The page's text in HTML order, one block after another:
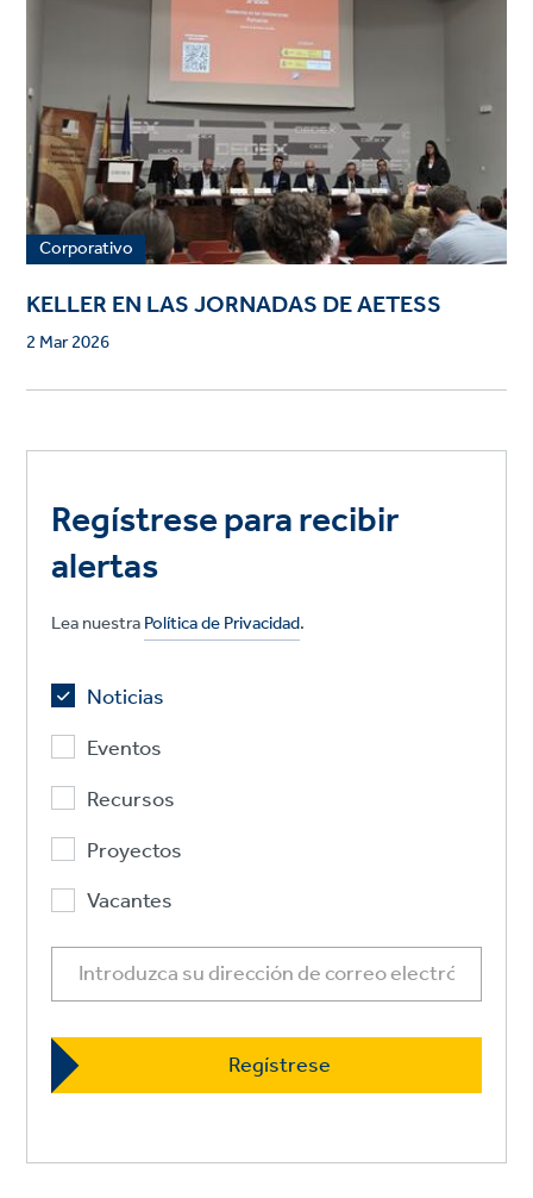
Corporativo
KELLER EN LAS JORNADAS DE AETESS
2 Mar 2026
Regístrese para recibir
alertas
Lea nuestraPolítica de Privacidad.
Noticias
Eventos
Recursos
Proyectos
Vacantes